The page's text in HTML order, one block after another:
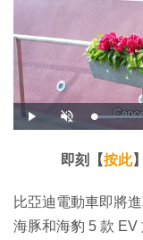
播
放
開
啟
載
入
:
3
0
%
即刻【按此
比亞迪電動車即將
海豚和海豹 5 款 EV